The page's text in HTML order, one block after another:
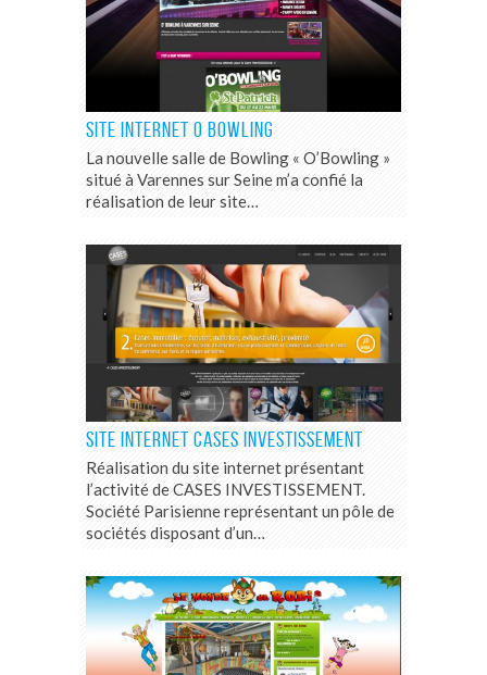
SITE INTERNET O BOWLING
La nouvelle salle de Bowling « O’Bowling »
situé à Varennes sur Seine m’a confié la
réalisation de leur site…
SITE INTERNET CASES INVESTISSEMENT
Réalisation du site internet présentant
l’activité de CASES INVESTISSEMENT.
Société Parisienne représentant un pôle de
sociétés disposant d’un…